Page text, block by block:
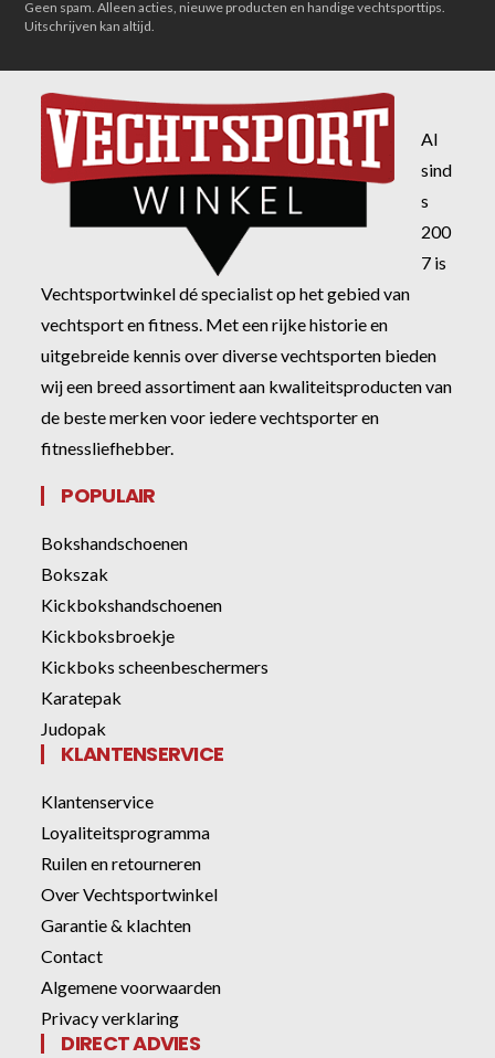
Geen spam. Alleen acties, nieuwe producten en handige vechtsporttips.
Uitschrijven kan altijd.
Al
sind
s
200
7 is
Vechtsportwinkel dé specialist op het gebied van
vechtsport en fitness. Met een rijke historie en
uitgebreide kennis over diverse vechtsporten bieden
wij een breed assortiment aan kwaliteitsproducten van
de beste merken voor iedere vechtsporter en
fitnessliefhebber.
POPULAIR
Bokshandschoenen
Bokszak
Kickbokshandschoenen
Kickboksbroekje
Kickboks scheenbeschermers
Karatepak
Judopak
KLANTENSERVICE
Klantenservice
Loyaliteitsprogramma
Ruilen en retourneren
Over Vechtsportwinkel
Garantie & klachten
Contact
Algemene voorwaarden
Privacy verklaring
DIRECT ADVIES